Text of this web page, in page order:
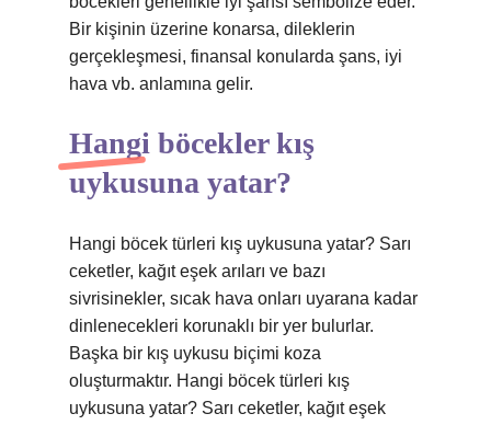
Bir kişinin üzerine konarsa, dileklerin
gerçekleşmesi, finansal konularda şans, iyi
hava vb. anlamına gelir.
Hangi böcekler kış
uykusuna yatar?
Hangi böcek türleri kış uykusuna yatar? Sarı
ceketler, kağıt eşek arıları ve bazı
sivrisinekler, sıcak hava onları uyarana kadar
dinlenecekleri korunaklı bir yer bulurlar.
Başka bir kış uykusu biçimi koza
oluşturmaktır. Hangi böcek türleri kış
uykusuna yatar? Sarı ceketler, kağıt eşek